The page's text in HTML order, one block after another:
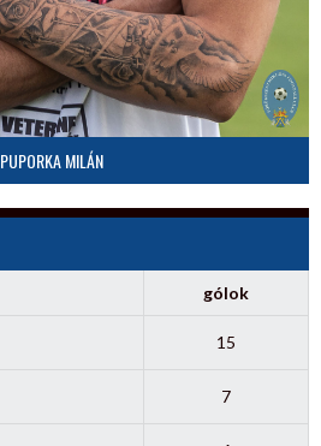
PUPORKA MILÁN
gólok
15
7